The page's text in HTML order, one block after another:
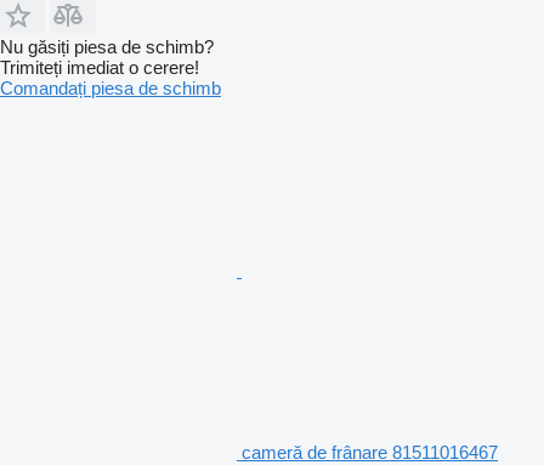
Nu găsiți piesa de schimb?
Trimiteți imediat o cerere!
Comandați piesa de schimb
cameră de frânare 81511016467